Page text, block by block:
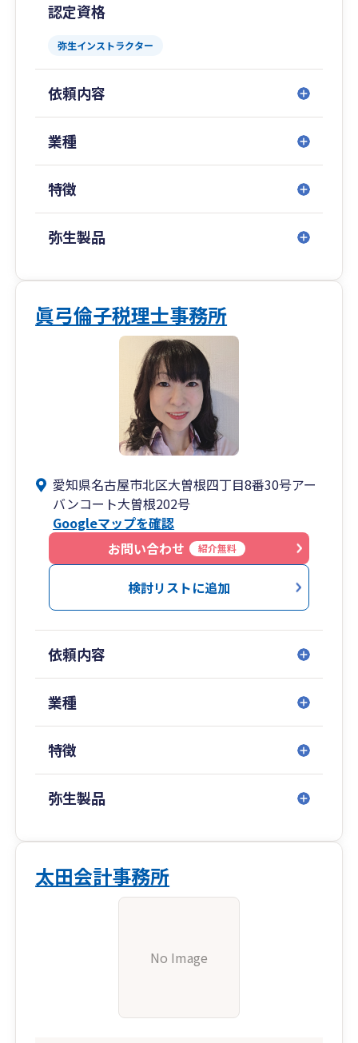
「不満」を解消。「満足」を実現します
①面談時は壁打ち相手。社長が自社について深く
考える時間に
②チャットで24時間いつでも質問送信。対応は遅
くとも翌営業日
③毎月の資料のお願いも、税理士事務所で管理し
て定期的に連絡
④事務所内の業務を見える化管理。「忘れてまし
た」を防ぎます
⑤税理士が複数人所属。違った視点からの解決策
を検討
「無駄」を解消。「効率」を実現します
そのまま活用
②紙の資料も当事務所謹製のExcelファイルを通し
て簡単に帳簿化
③給与振込用のネットバンクデータを提供。毎月
④決算の税金・給与天引きの税金も口座振替で納
⑤総合振込用のExcelツールを使って毎月の振込も
「不明瞭」を解消。「納得」を実現します
①決算料なし。納税の時期にわざわざ支払を増や
しません
②Zoom面談に完全対応。移動コストの削減を料
金に反映
③シンプルかつ明快な料金表。業務の内訳をきっ
④顧問料の支払は口座振替のため振込手数料は税
理士事務所持ち
⑤ニーズに応じてサービスを絞ってコースを選択
「バラバラ」を解消。「連携」を実現します
①社労士事務所兼務。従業員が少ない間の手続き
を代行します
③就業規則の作成や労働問題には提携社労士をご
④法律問題があれば弁護士に、登記の必要があれ
のネットワークを生かして、適切な士業の先生を
①もちろん税務調査は納税者の味方。主張はしっ
認定資格
弥生インストラクター
依頼内容
業種
特徴
弥生製品
眞弓倫子税理士事務所
愛知県名古屋市北区大曽根四丁目8番30号アー
バンコート大曽根202号
Googleマップを確認
お問い合わせ
紹介無料
検討リストに追加
依頼内容
業種
特徴
弥生製品
太田会計事務所
No Image